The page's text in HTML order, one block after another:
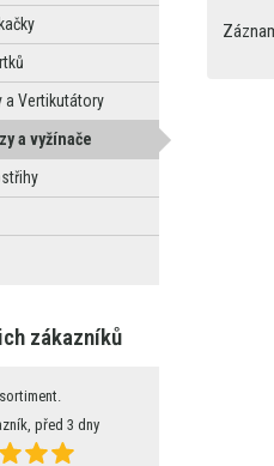
a Vertikutátory
a vyžínače
zákazníků
před 3 dny